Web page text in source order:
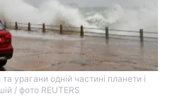
урагани одній частині планети і
/ фото REUTERS